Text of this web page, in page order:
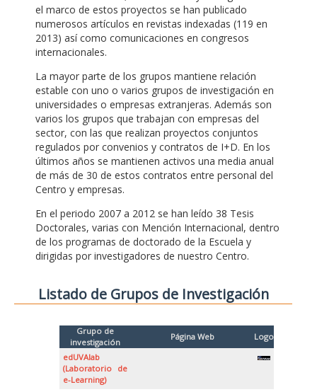
el marco de estos proyectos se han publicado
numerosos artículos en revistas indexadas (119 en
2013) así como comunicaciones en congresos
internacionales.
La mayor parte de los grupos mantiene relación
estable con uno o varios grupos de investigación en
universidades o empresas extranjeras. Además son
varios los grupos que trabajan con empresas del
sector, con las que realizan proyectos conjuntos
regulados por convenios y contratos de I+D. En los
últimos años se mantienen activos una media anual
de más de 30 de estos contratos entre personal del
Centro y empresas.
En el periodo 2007 a 2012 se han leído 38 Tesis
Doctorales, varias con Mención Internacional, dentro
de los programas de doctorado de la Escuela y
dirigidas por investigadores de nuestro Centro.
Listado de Grupos de Investigación
Grupo de
investigación
Página Web
Logo
edUVAlab
(Laboratorio de
e-Learning)